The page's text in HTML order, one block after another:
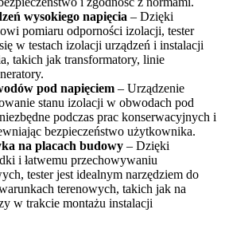
wysokiego napięcia – Dzięki
pomiaru odporności izolacji, tester
w testach izolacji urządzeń i instalacji
takich jak transformatory, linie
pod napięciem – Urządzenie
stanu izolacji w obwodach pod
podczas prac konserwacyjnych i
bezpieczeństwo użytkownika.
na placach budowy – Dzięki
i łatwemu przechowywaniu
tester jest idealnym narzędziem do
terenowych, takich jak na
w trakcie montażu instalacji